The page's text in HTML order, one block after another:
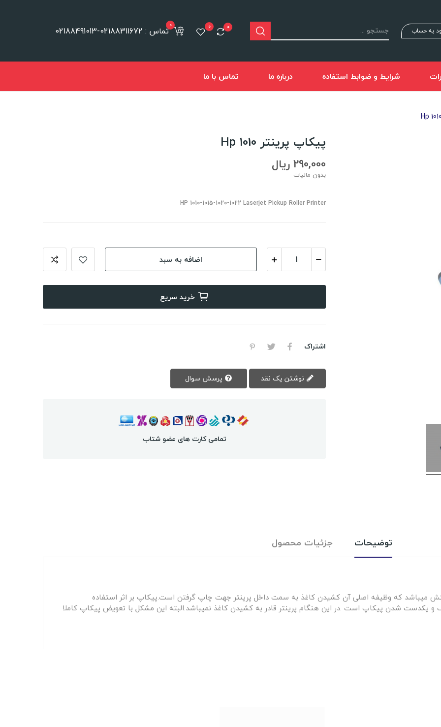
به حساب 0
0 تماس : 02188311672-021884910130
شرایط و ضوابط استفاده درباره ما تماس با ما
پیکاپ پرینتر Hp 1010
290,000 ریال
بدون مالیات
HP 1010-1015-1020-1022 Laserjet Pickup Roller Printer
اضافه به سبد
خرید سریع
اشتراک
تمامی کارت های عضو شتاب
توضیحات جزئیات محصول
میباشد که وظیفه اصلی آن کشیدن کاغذ به سمت داخل پرینتر جهت چاپ گرفتن است.پیکاپ بر اثر استفاده
یکدست شدن پیکاپ است .در این هنگام پرینتر قادر به کشیدن کاغذ نمیباشد.البته این مشکل با تعویض پیکاپ کاملا